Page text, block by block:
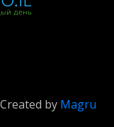
by Magru